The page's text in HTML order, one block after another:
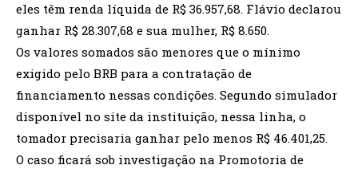
eles têm renda líquida de R$ 36.957,68. Flávio declarou
ganhar R$ 28.307,68 e sua mulher, R$ 8.650.
Os valores somados são menores que o mínimo
exigido pelo BRB para a contratação de
financiamento nessas condições. Segundo simulador
disponível no site da instituição, nessa linha, o
tomador precisaria ganhar pelo menos R$ 46.401,25.
O caso ficará sob investigação na Promotoria de